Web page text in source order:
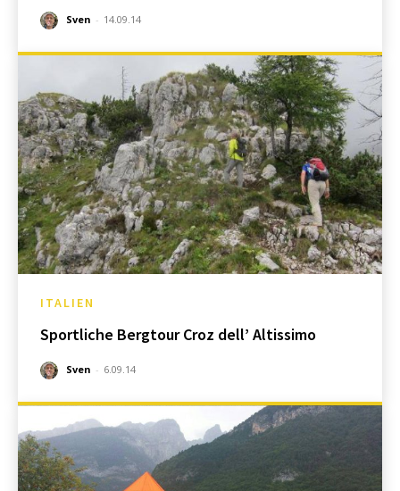
Sven - 14.09.14
ITALIEN
Sportliche Bergtour Croz dell’ Altissimo
Sven - 6.09.14